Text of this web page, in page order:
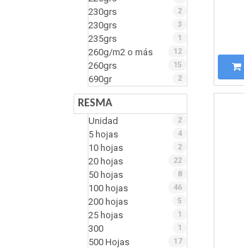
230grs 2
230grs 3
235grs 1
260g/m2 o más 12
260grs 15
690gr 2
RESMA
Unidad 2
5 hojas 4
10 hojas 2
20 hojas 22
50 hojas 8
100 hojas 46
200 hojas 5
25 hojas 1
300 1
500 Hojas 17